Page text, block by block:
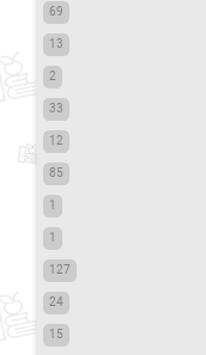
69
13
2
33
12
85
1
1
127
24
15